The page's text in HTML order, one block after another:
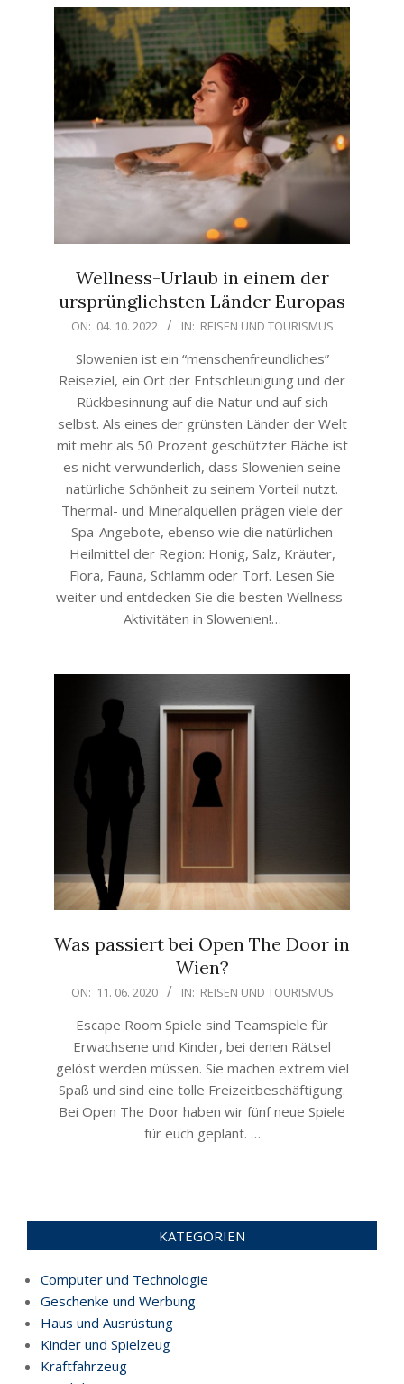
Wellness-Urlaub in einem der
ursprünglichsten Länder Europas
2022-
ON: 04. 10. 2022 IN: REISEN UND TOURISMUS
Slowenien ist ein “menschenfreundliches”
Reiseziel, ein Ort der Entschleunigung und der
Rückbesinnung auf die Natur und auf sich
selbst. Als eines der grünsten Länder der Welt
mit mehr als 50 Prozent geschützter Fläche ist
es nicht verwunderlich, dass Slowenien seine
natürliche Schönheit zu seinem Vorteil nutzt.
Thermal- und Mineralquellen prägen viele der
Spa-Angebote, ebenso wie die natürlichen
Heilmittel der Region: Honig, Salz, Kräuter,
Flora, Fauna, Schlamm oder Torf. Lesen Sie
weiter und entdecken Sie die besten Wellness-
Aktivitäten in Slowenien!…
Was passiert bei Open The Door in
Wien?
2020-
ON: 11. 06. 2020 IN: REISEN UND TOURISMUS
Escape Room Spiele sind Teamspiele für
Erwachsene und Kinder, bei denen Rätsel
gelöst werden müssen. Sie machen extrem viel
Spaß und sind eine tolle Freizeitbeschäftigung.
Bei Open The Door haben wir fünf neue Spiele
für euch geplant. …
KATEGORIEN
Computer und Technologie
Geschenke und Werbung
Haus und Ausrüstung
Kinder und Spielzeug
Kraftfahrzeug